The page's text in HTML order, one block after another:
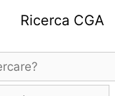
Ricerca CGA